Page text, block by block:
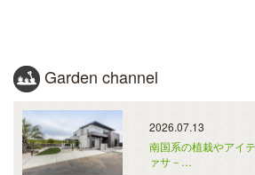
Garden channel
2026.07.13
南国系の植栽やアイ
ァサ－…